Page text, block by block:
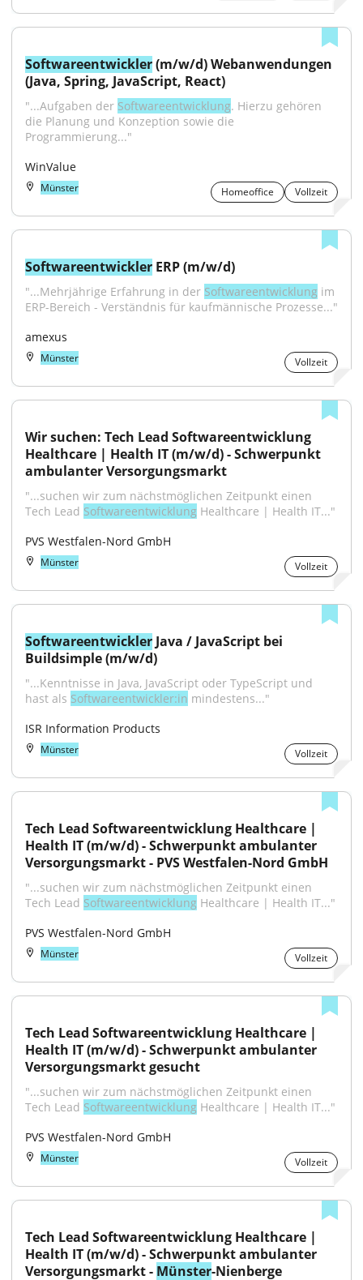
Softwareentwickler (m/w/d) Webanwendungen
(Java, Spring, JavaScript, React)
"...Aufgaben der Softwareentwicklung. Hierzu gehören
die Planung und Konzeption sowie die
Programmierung..."
WinValue
Münster Homeoffice Vollzeit
Softwareentwickler ERP (m/w/d)
"...Mehrjährige Erfahrung in der Softwareentwicklung im
ERP-Bereich - Verständnis für kaufmännische Prozesse..."
amexus
Münster Vollzeit
Wir suchen: Tech Lead Softwareentwicklung
Healthcare | Health IT (m/w/d) - Schwerpunkt
ambulanter Versorgungsmarkt
"...suchen wir zum nächstmöglichen Zeitpunkt einen
Tech Lead Softwareentwicklung Healthcare | Health IT..."
PVS Westfalen-Nord GmbH
Münster Vollzeit
Softwareentwickler Java / JavaScript bei
Buildsimple (m/w/d)
"...Kenntnisse in Java, JavaScript oder TypeScript und
hast als Softwareentwickler:in mindestens..."
ISR Information Products
Münster Vollzeit
Tech Lead Softwareentwicklung Healthcare |
Health IT (m/w/d) - Schwerpunkt ambulanter
Versorgungsmarkt - PVS Westfalen-Nord GmbH
"...suchen wir zum nächstmöglichen Zeitpunkt einen
Tech Lead Softwareentwicklung Healthcare | Health IT..."
PVS Westfalen-Nord GmbH
Münster Vollzeit
Tech Lead Softwareentwicklung Healthcare |
Health IT (m/w/d) - Schwerpunkt ambulanter
Versorgungsmarkt gesucht
"...suchen wir zum nächstmöglichen Zeitpunkt einen
Tech Lead Softwareentwicklung Healthcare | Health IT..."
PVS Westfalen-Nord GmbH
Münster Vollzeit
Tech Lead Softwareentwicklung Healthcare |
Health IT (m/w/d) - Schwerpunkt ambulanter
Versorgungsmarkt - Münster-Nienberge